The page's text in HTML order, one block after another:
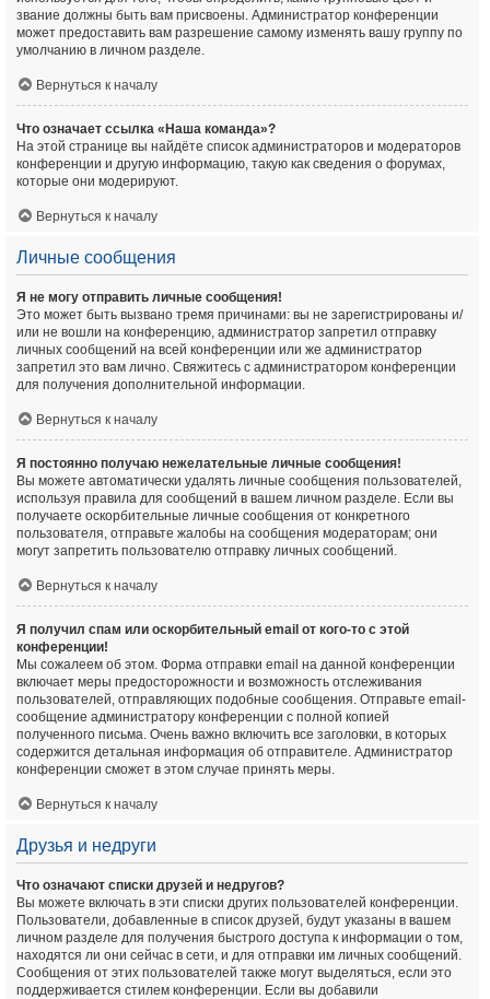
звание должны быть вам присвоены. Администратор конференции
может предоставить вам разрешение самому изменять вашу группу по
умолчанию в личном разделе.
Вернуться к началу
Что означает ссылка «Наша команда»?
На этой странице вы найдёте список администраторов и модераторов
конференции и другую информацию, такую как сведения о форумах,
которые они модерируют.
Вернуться к началу
Личные сообщения
Я не могу отправить личные сообщения!
Это может быть вызвано тремя причинами: вы не зарегистрированы и/
или не вошли на конференцию, администратор запретил отправку
личных сообщений на всей конференции или же администратор
запретил это вам лично. Свяжитесь с администратором конференции
для получения дополнительной информации.
Вернуться к началу
Я постоянно получаю нежелательные личные сообщения!
Вы можете автоматически удалять личные сообщения пользователей,
используя правила для сообщений в вашем личном разделе. Если вы
получаете оскорбительные личные сообщения от конкретного
пользователя, отправьте жалобы на сообщения модераторам; они
могут запретить пользователю отправку личных сообщений.
Вернуться к началу
Я получил спам или оскорбительный email от кого-то с этой
конференции!
Мы сожалеем об этом. Форма отправки email на данной конференции
включает меры предосторожности и возможность отслеживания
пользователей, отправляющих подобные сообщения. Отправьте email-
сообщение администратору конференции с полной копией
полученного письма. Очень важно включить все заголовки, в которых
содержится детальная информация об отправителе. Администратор
конференции сможет в этом случае принять меры.
Вернуться к началу
Друзья и недруги
Что означают списки друзей и недругов?
Вы можете включать в эти списки других пользователей конференции.
Пользователи, добавленные в список друзей, будут указаны в вашем
личном разделе для получения быстрого доступа к информации о том,
находятся ли они сейчас в сети, и для отправки им личных сообщений.
Сообщения от этих пользователей также могут выделяться, если это
поддерживается стилем конференции. Если вы добавили